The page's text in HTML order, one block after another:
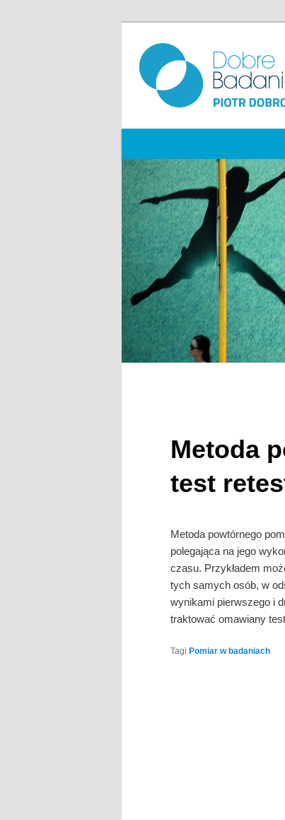
do
tekstu
Metoda
test
Metoda powtórnego
polegająca na jego
czasu. Przykładem
tych samych osób, w
wynikami pierwszego i
traktować omawiany
Tagi Pomiar w badaniach